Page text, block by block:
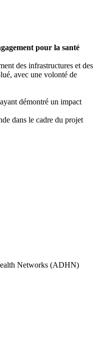
pour la santé
des infrastructures et des
avec une volonté de
démontré un impact
dans le cadre du projet
Networks (ADHN)